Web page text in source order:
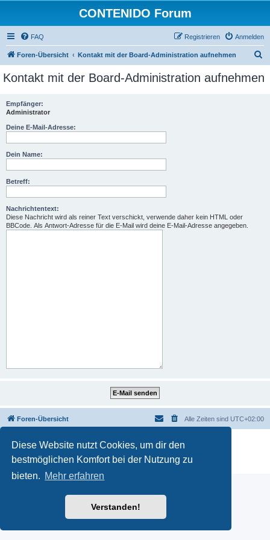
Diese Website nutzt Cookies, um dir den
bestmöglichen Komfort bei der Nutzung zu
bieten. Mehr erfahren
Verstanden!
CONTENIDO Forum
FAQ Anmelden
Registrieren
Foren-Übersicht Kontakt mit der Board-Administration aufnehmen
c
Kontakt mit der Board-Administration aufnehmen
Empfänger:
Administrator
Deine E-Mail-Adresse:
Dein Name:
Betreff:
Nachrichtentext:
Diese Nachricht wird als reiner Text verschickt, verwende daher kein HTML oder
BBCode. Als Antwort-Adresse für die E-Mail wird deine E-Mail-Adresse angegeben.
Foren-Übersicht Alle Zeiten sind UTC+02:00
Powered by phpBB
® Forum Software © phpBB Limited
Deutsche Übersetzung durch
Datenschutz|Nutzungsbedingungen